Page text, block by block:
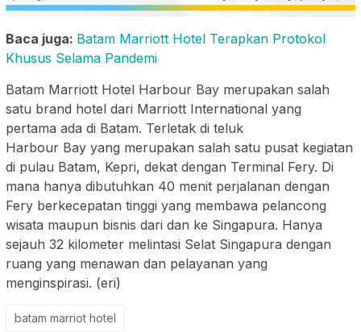
Baca juga: Batam Marriott Hotel Terapkan Protokol
Khusus Selama Pandemi
Batam Marriott Hotel Harbour Bay merupakan salah
satu brand hotel dari Marriott International yang
pertama ada di Batam. Terletak di teluk
Harbour Bay yang merupakan salah satu pusat kegiatan
di pulau Batam, Kepri, dekat dengan Terminal Fery. Di
mana hanya dibutuhkan 40 menit perjalanan dengan
Fery berkecepatan tinggi yang membawa pelancong
wisata maupun bisnis dari dan ke Singapura. Hanya
sejauh 32 kilometer melintasi Selat Singapura dengan
ruang yang menawan dan pelayanan yang
menginspirasi. (eri)
batam marriot hotel